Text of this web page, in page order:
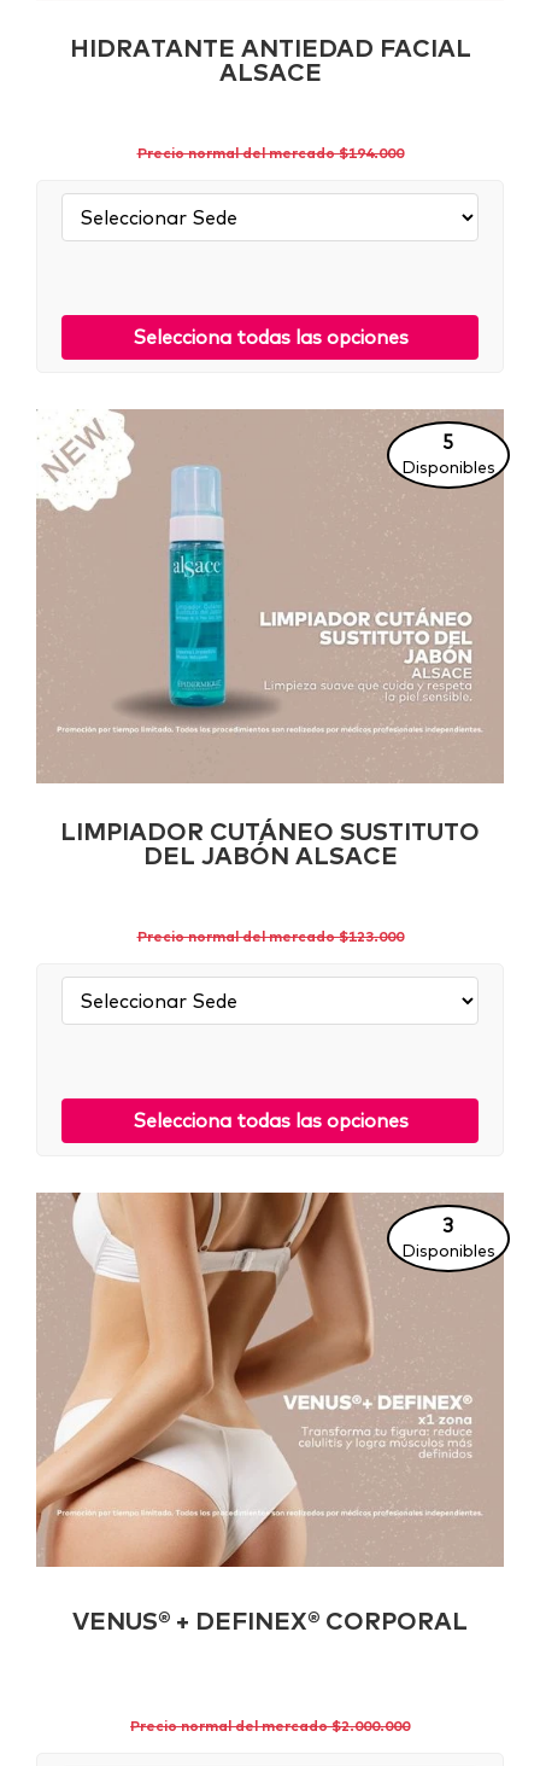
HIDRATANTE ANTIEDAD FACIAL
ALSACE
Precio normal del mercado $194.000
Sede:
Selecciona todas las opciones
5
Disponibles
LIMPIADOR CUTÁNEO SUSTITUTO
DEL JABÓN ALSACE
Precio normal del mercado $123.000
Sede:
Selecciona todas las opciones
3
Disponibles
VENUS® + DEFINEX® CORPORAL
Precio normal del mercado $2.000.000